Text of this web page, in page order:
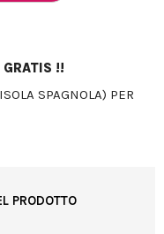
GRATIS !!
SPAGNOLA) PER
PRODOTTO